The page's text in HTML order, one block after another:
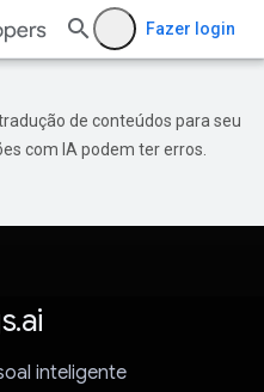
Fazer login
de conteúdos para seu
com IA podem ter erros.
inteligente